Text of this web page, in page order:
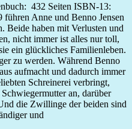
432 Seiten ISBN-13:
Anne und Benno Jensen
Beide haben mit Verlusten und
nicht immer ist alles nur toll,
ein glückliches Familienleben.
zu werden. Während Benno
aufmacht und dadurch immer
Schreinerei verbringt,
an, darüber
die Zwillinge der beiden sind
und